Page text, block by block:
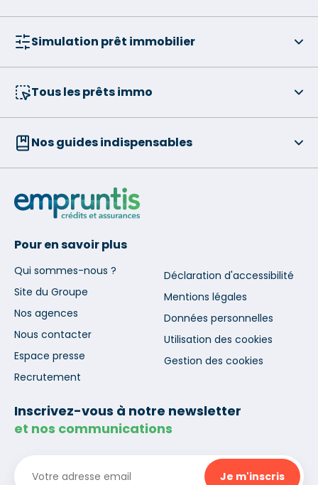
Simulation prêt immobilier
Tous les prêts immo
Nos guides indispensables
Pour en savoir plus
Qui sommes-nous ?
Site du Groupe
Nos agences
Nous contacter
Espace presse
Recrutement
Déclaration d'accessibilité
Mentions légales
Données personnelles
Utilisation des cookies
Gestion des cookies
Inscrivez-vous à notre newsletter
et nos communications